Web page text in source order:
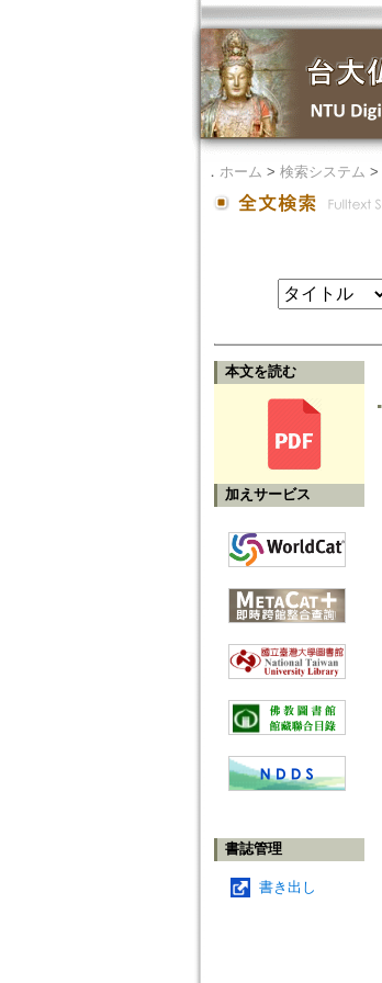
． ホーム > 検索システム >
本文を読む
加えサービス
書誌管理
書き出し